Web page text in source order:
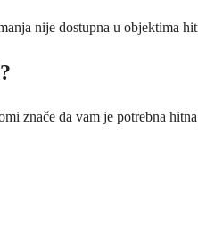
nije dostupna u objektima
znače da vam je potrebna